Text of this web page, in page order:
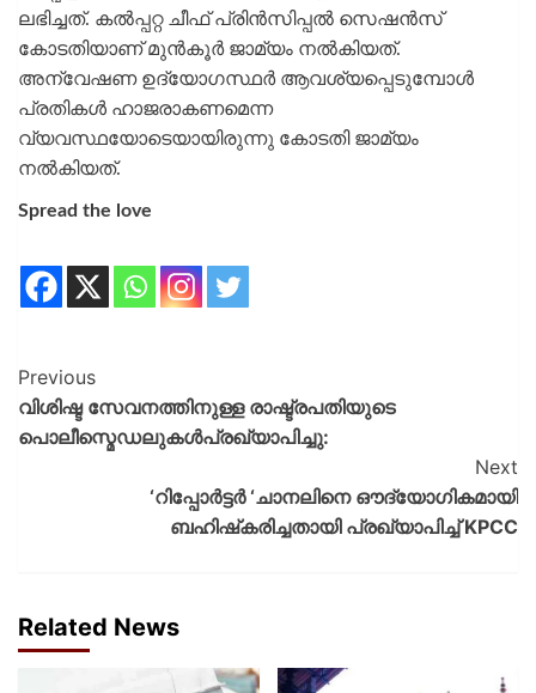
ലഭിച്ചത്. കൽപ്പറ്റ ചീഫ് പ്രിൻസിപ്പൽ സെഷൻസ്
കോടതിയാണ് മുൻകൂർ ജാമ്യം നൽകിയത്.
അന്വേഷണ ഉദ്യോഗസ്ഥർ ആവശ്യപ്പെടുമ്പോൾ
പ്രതികൾ ഹാജരാകണമെന്ന
വ്യവസ്ഥയോടെയായിരുന്നു കോടതി ജാമ്യം
നൽകിയത്.
Spread the love
Previous
വിശിഷ്ട സേവനത്തിനുള്ള രാഷ്ട്രപതിയുടെ
പൊലീസ്മെഡലുകൾപ്രഖ്യാപിച്ചു:
Next
‘റിപ്പോർട്ടർ ‘ചാനലിനെ ഔദ്യോഗികമായി
ബഹിഷ്‌കരിച്ചതായി പ്രഖ്യാപിച്ച്‌ KPCC
Related News